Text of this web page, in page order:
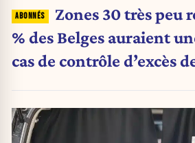
Zones 30 très peu
% des Belges auraient
cas de contrôle d’excès